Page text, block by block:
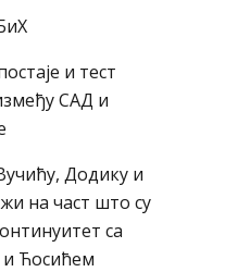
и тест
САД и
Додику и
на част што су
са
Ћосићем